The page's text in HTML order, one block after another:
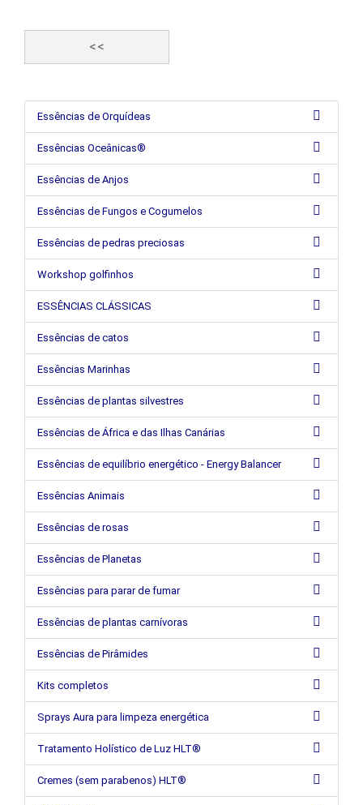
<<
Essências de Orquídeas
Essências Oceânicas®
Essências de Anjos
Essências de Fungos e Cogumelos
Essências de pedras preciosas
Workshop golfinhos
ESSÊNCIAS CLÁSSICAS
Essências de catos
Essências Marinhas
Essências de plantas silvestres
Essências de África e das Ilhas Canárias
Essências de equilíbrio energético - Energy Balancer
Essências Animais
Essências de rosas
Essências de Planetas
Essências para parar de fumar
Essências de plantas carnívoras
Essências de Pirâmides
Kits completos
Sprays Aura para limpeza energética
Tratamento Holístico de Luz HLT®
Cremes (sem parabenos) HLT®